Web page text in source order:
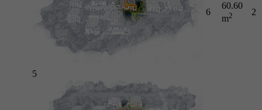
6
60.60
m2 2
5